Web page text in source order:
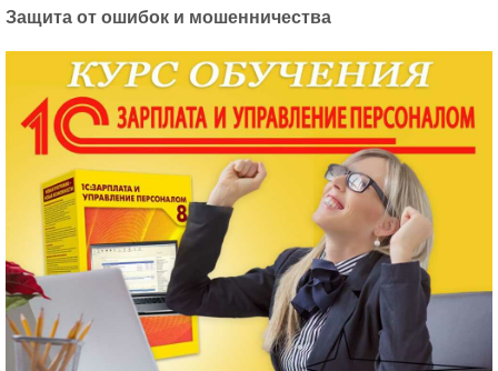
Защита от ошибок и мошенничества